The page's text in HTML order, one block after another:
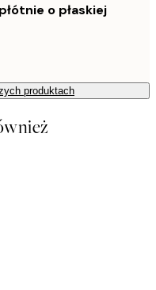
o płaskiej
produktach